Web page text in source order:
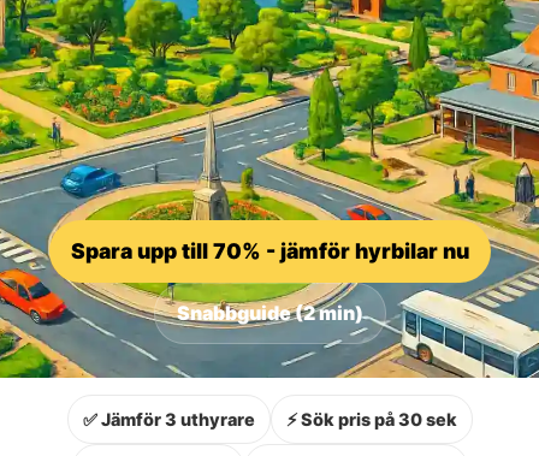
Spara upp till 70% - jämför hyrbilar nu
Snabbguide (2 min)
✅ Jämför 3 uthyrare ⚡ Sök pris på 30 sek